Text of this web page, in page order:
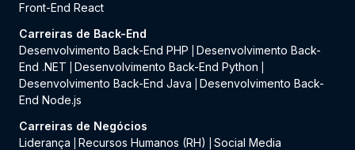
Front-End React
Carreiras de Back-End
Desenvolvimento Back-End PHP
Desenvolvimento Back-
End .NET
Desenvolvimento Back-End Python
Desenvolvimento Back-End Java
Desenvolvimento Back-
End Node.js
Carreiras de Negócios
Liderança
Recursos Humanos (RH)
Social Media